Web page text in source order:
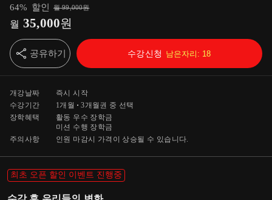
64% 할인 월99,000원
월 35,000원
공유하기 수강신청 남은자리: 18
개강날짜
즉시 시작
수강기간
1개월 3개월 권 중 선택
장학혜택
활동 우수 장학금
미션 수행 장학금
주의사항
인원 마감시 가격이 상승될 수 있습니다.
최초 오픈 할인 이벤트 진행중